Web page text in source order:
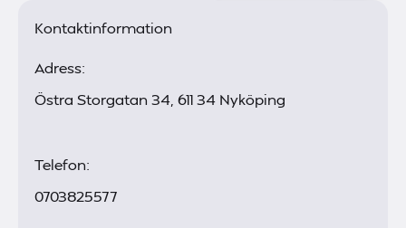
Kontaktinformation
Adress:
Östra Storgatan 34, 611 34 Nyköping
Telefon:
0703825577